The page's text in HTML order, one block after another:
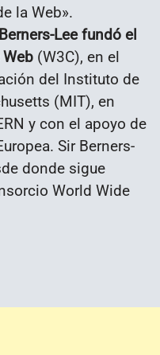
la Web».
Lee fundó el
(W3C), en el
del Instituto de
(MIT), en
y con el apoyo de
Sir Berners-
donde sigue
World Wide